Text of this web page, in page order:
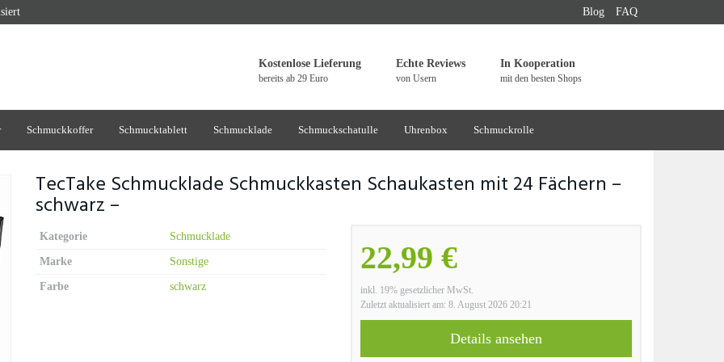
Blog FAQ
Kostenlose Lieferung
bereits ab 29 Euro
Echte Reviews
von Usern
In Kooperation
mit den besten Shops
Schmuckkoffer Schmucktablett Schmucklade Schmuckschatulle Uhrenbox Schmuckrolle
TecTake Schmucklade Schmuckkasten Schaukasten mit 24 Fächern –
schwarz –
22,99 €
inkl. 19% gesetzlicher MwSt.
Zuletzt aktualisiert am: 8. August 2026 20:21
Details ansehen
Kategorie Schmucklade
Marke Sonstige
Farbe schwarz